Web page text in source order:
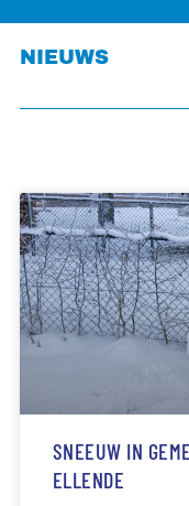
NIEUWS
SNEEUW IN
ELLENDE